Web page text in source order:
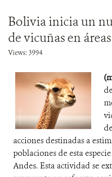
Bolivia inicia un
de vicuñas en
Views: 3994
acciones destinadas a
poblaciones de esta
Andes. Esta actividad se